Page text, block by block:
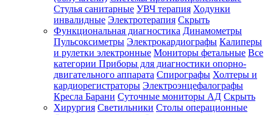
Стулья санитарные УВЧ терапия Ходунки
инвалидные Электротерапия Скрыть
Функциональная диагностика Динамометры
Пульсоксиметры Электрокардиографы Калиперы
и рулетки электронные Мониторы фетальные Все
категории Приборы для диагностики опорно-
двигательного аппарата Спирографы Холтеры и
кардиорегистраторы Электроэнцефалографы
Кресла Барани Суточные мониторы АД Скрыть
Хирургия Светильники Столы операционные